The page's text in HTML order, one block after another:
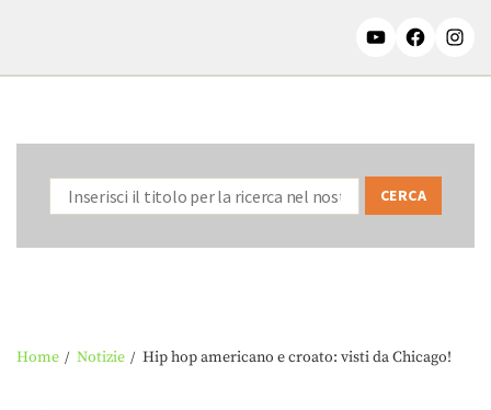
Home Notizie Hip hop americano e croato: visti da Chicago!